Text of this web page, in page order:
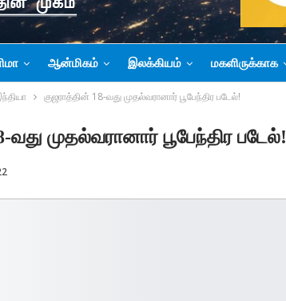
ஆன்மிகம் இலக்கியம் மகளிருக்காக
குஜராத்தின் 18-வது முதல்வரானார் பூபேந்திர படேல்!
வது முதல்வரானார் பூபேந்திர படேல்!